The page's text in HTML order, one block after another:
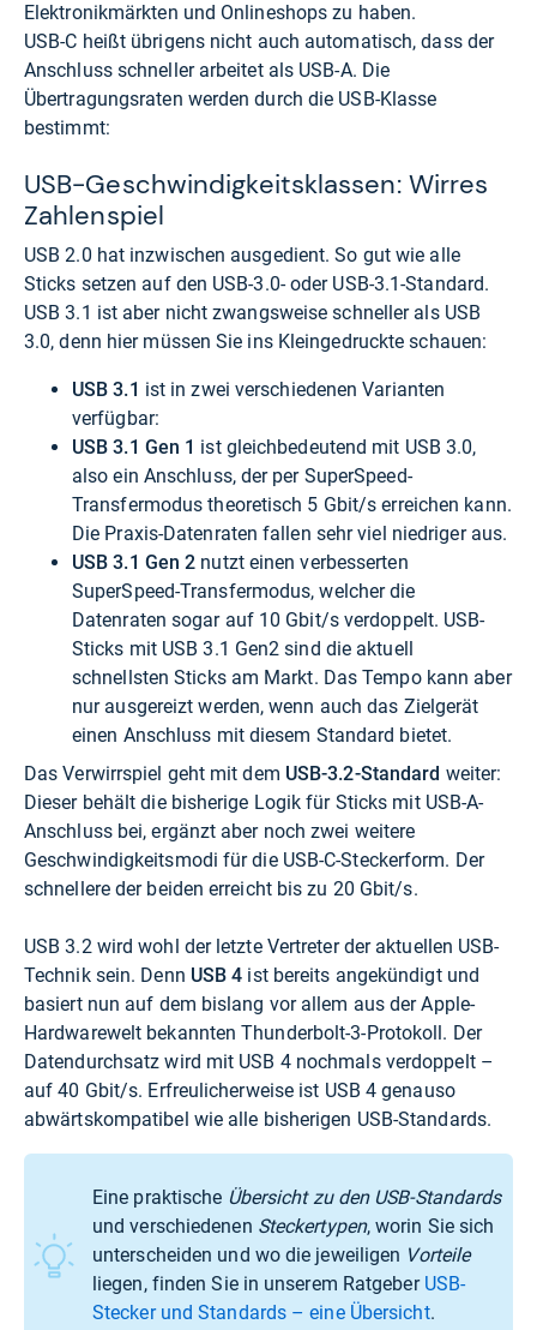
Elektronikmärkten und Onlineshops zu haben.
USB-C heißt übrigens nicht auch automatisch, dass der
Anschluss schneller arbeitet als USB-A. Die
Übertragungsraten werden durch die USB-Klasse
bestimmt:
USB-Geschwindigkeitsklassen: Wirres
Zahlenspiel
USB 2.0 hat inzwischen ausgedient. So gut wie alle
Sticks setzen auf den USB-3.0- oder USB-3.1-Standard.
USB 3.1 ist aber nicht zwangsweise schneller als USB
3.0, denn hier müssen Sie ins Kleingedruckte schauen:
USB 3.1 ist in zwei verschiedenen Varianten
verfügbar:
USB 3.1 Gen 1 ist gleichbedeutend mit USB 3.0,
also ein Anschluss, der per SuperSpeed-
Transfermodus theoretisch 5 Gbit/s erreichen kann.
Die Praxis-Datenraten fallen sehr viel niedriger aus.
USB 3.1 Gen 2 nutzt einen verbesserten
SuperSpeed-Transfermodus, welcher die
Datenraten sogar auf 10 Gbit/s verdoppelt. USB-
Sticks mit USB 3.1 Gen2 sind die aktuell
schnellsten Sticks am Markt. Das Tempo kann aber
nur ausgereizt werden, wenn auch das Zielgerät
einen Anschluss mit diesem Standard bietet.
Das Verwirrspiel geht mit dem USB-3.2-Standard weiter:
Dieser behält die bisherige Logik für Sticks mit USB-A-
Anschluss bei, ergänzt aber noch zwei weitere
Geschwindigkeitsmodi für die USB-C-Steckerform. Der
schnellere der beiden erreicht bis zu 20 Gbit/s.
USB 3.2 wird wohl der letzte Vertreter der aktuellen USB-
Technik sein. Denn USB 4 ist bereits angekündigt und
basiert nun auf dem bislang vor allem aus der Apple-
Hardwarewelt bekannten Thunderbolt-3-Protokoll. Der
Datendurchsatz wird mit USB 4 nochmals verdoppelt –
auf 40 Gbit/s. Erfreulicherweise ist USB 4 genauso
abwärtskompatibel wie alle bisherigen USB-Standards.
Eine praktische Übersicht zu den USB-Standards
und verschiedenen Steckertypen, worin Sie sich
unterscheiden und wo die jeweiligen Vorteile
liegen, finden Sie in unserem Ratgeber USB-
Stecker und Standards – eine Übersicht.